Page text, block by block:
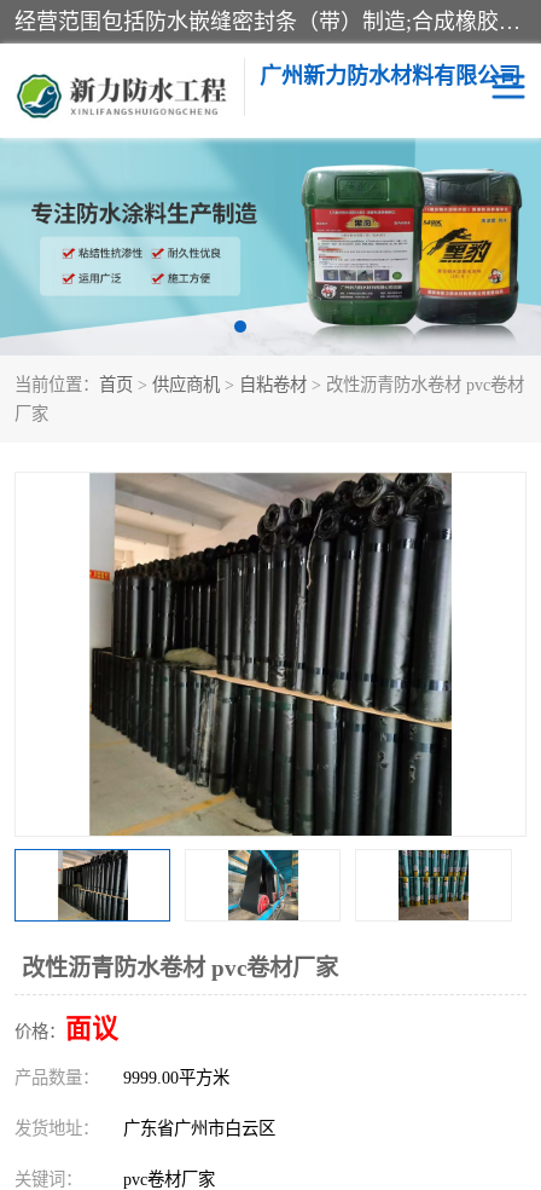
经营范围包括防水嵌缝密封条（带）制造;合成橡胶制造（监控化学品、危险化学品除外）;沥青混合物制造;防水胶粘带制造;其他合成材料制造（监控化学品、危险化学品除外）;涂料制造（监控化学品、危险化学品除外）;建筑结构防水补漏;防水建筑材料制造;粘合剂制造（监控化学品、危险化学品除外）;涂料零售;广州新力防水材料有限公司具有1处分支机构。
广州新力防水材料有限公司
当前位置： 首页 > 供应商机 > 自粘卷材 > 改性沥青防水卷材 pvc卷材
厂家
改性沥青防水卷材 pvc卷材厂家
价格： 面议
产品数量： 9999.00平方米
发货地址： 广东省广州市白云区
关键词： pvc卷材厂家
黑豹防水胶 建筑108胶水
乳化沥青防水涂料 自粘卷材
非固化橡胶防水涂料